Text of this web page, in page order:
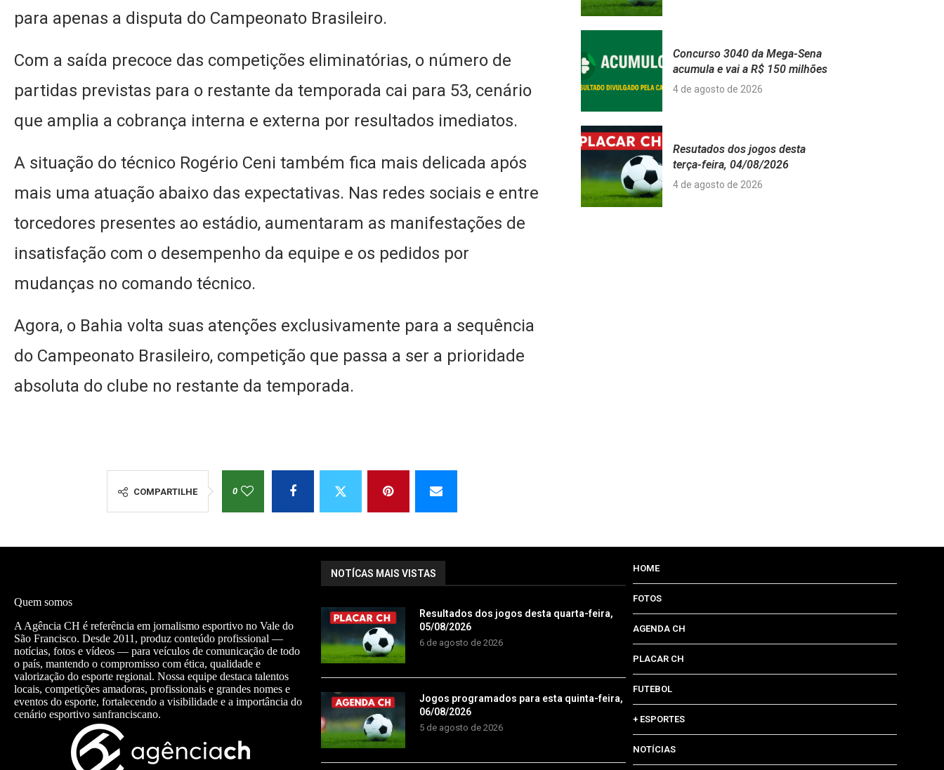
para apenas a disputa do Campeonato Brasileiro.
Com a saída precoce das competições eliminatórias, o número de
partidas previstas para o restante da temporada cai para 53, cenário
que amplia a cobrança interna e externa por resultados imediatos.
A situação do técnico Rogério Ceni também fica mais delicada após
mais uma atuação abaixo das expectativas. Nas redes sociais e entre
torcedores presentes ao estádio, aumentaram as manifestações de
insatisfação com o desempenho da equipe e os pedidos por
mudanças no comando técnico.
Agora, o Bahia volta suas atenções exclusivamente para a sequência
do Campeonato Brasileiro, competição que passa a ser a prioridade
absoluta do clube no restante da temporada.
COMPARTILHE 0
Concurso 3040 da Mega-Sena
acumula e vai a R$ 150 milhões
4 de agosto de 2026
Resutados dos jogos desta
terça-feira, 04/08/2026
4 de agosto de 2026
Quem somos
A Agência CH é referência em jornalismo esportivo no Vale do
São Francisco. Desde 2011, produz conteúdo profissional —
notícias, fotos e vídeos — para veículos de comunicação de todo
o país, mantendo o compromisso com ética, qualidade e
valorização do esporte regional. Nossa equipe destaca talentos
locais, competições amadoras, profissionais e grandes nomes e
eventos do esporte, fortalecendo a visibilidade e a importância do
cenário esportivo sanfranciscano.
NOTÍCAS MAIS VISTAS
Resultados dos jogos desta quarta-feira,
05/08/2026
6 de agosto de 2026
Jogos programados para esta quinta-feira,
06/08/2026
5 de agosto de 2026
HOME
FOTOS
AGENDA CH
PLACAR CH
FUTEBOL
+ ESPORTES
NOTÍCIAS